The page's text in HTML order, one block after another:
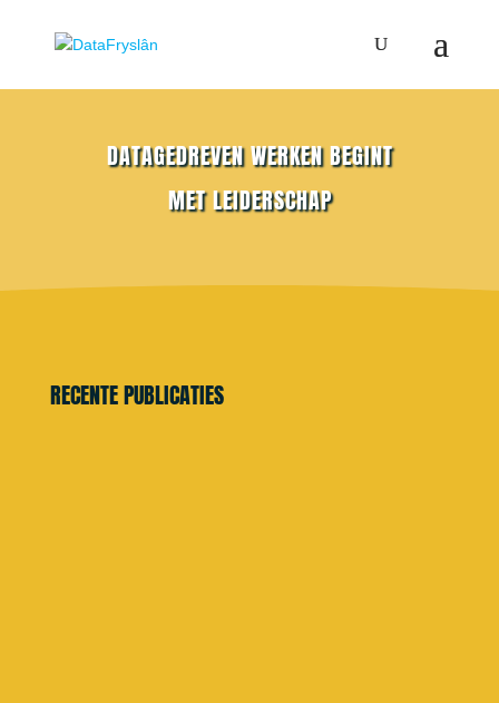
DATAGEDREVEN WERKEN BEGINT
MET LEIDERSCHAP
RECENTE PUBLICATIES